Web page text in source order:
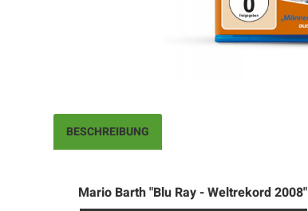
BESCHREIBUNG
Mario Barth "Blu Ray - Weltrekord 2008"